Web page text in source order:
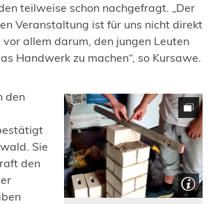
teilweise schon nachgefragt. „Der
Veranstaltung ist für uns nicht direkt
vor allem darum, den jungen Leuten
Handwerk zu machen“, so Kursawe.
den
Sie
den